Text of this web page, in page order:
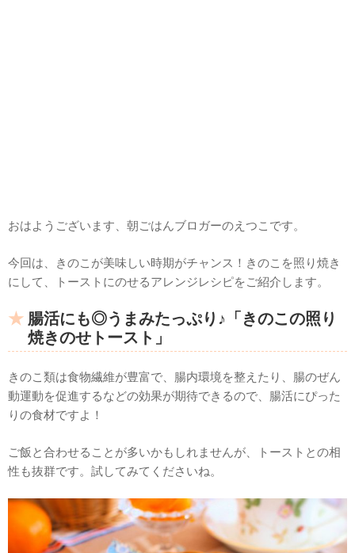
おはようございます、朝ごはんブロガーのえつこです。
今回は、きのこが美味しい時期がチャンス！きのこを照り焼き
にして、トーストにのせるアレンジレシピをご紹介します。
腸活にも◎うまみたっぷり♪「きのこの照り
焼きのせトースト」
きのこ類は食物繊維が豊富で、腸内環境を整えたり、腸のぜん
動運動を促進するなどの効果が期待できるので、腸活にぴった
りの食材ですよ！
ご飯と合わせることが多いかもしれませんが、トーストとの相
性も抜群です。試してみてくださいね。